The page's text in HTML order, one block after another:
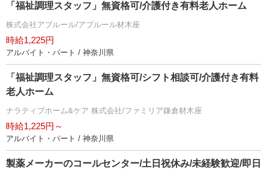
「福祉調理スタッフ」無資格可/介護付き有料老人ホーム
株式会社アプルール/アプルール材木座
時給1,225円
アルバイト・パート / 神奈川県
「福祉調理スタッフ」無資格可/シフト相談可/介護付き有料
老人ホーム
ナラティブホーム&ケア 株式会社/ファミリア鎌倉材木座
時給1,225円～
アルバイト・パート / 神奈川県
製薬メーカーのコールセンター/土日祝休み/未経験歓迎/即日